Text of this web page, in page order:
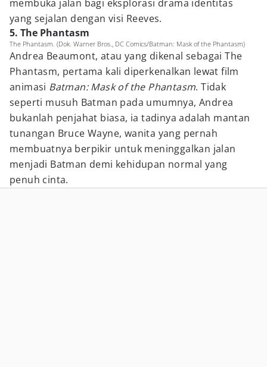
membuka jalan bagi eksplorasi drama identitas
yang sejalan dengan visi Reeves.
5. The Phantasm
The Phantasm. (Dok. Warner Bros., DC Comics/Batman: Mask of the Phantasm)
Andrea Beaumont, atau yang dikenal sebagai The
Phantasm, pertama kali diperkenalkan lewat film
animasi Batman: Mask of the Phantasm. Tidak
seperti musuh Batman pada umumnya, Andrea
bukanlah penjahat biasa, ia tadinya adalah mantan
tunangan Bruce Wayne, wanita yang pernah
membuatnya berpikir untuk meninggalkan jalan
menjadi Batman demi kehidupan normal yang
penuh cinta.